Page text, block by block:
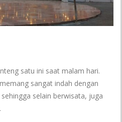
satu ini saat malam hari.
sangat indah dengan
selain berwisata, juga